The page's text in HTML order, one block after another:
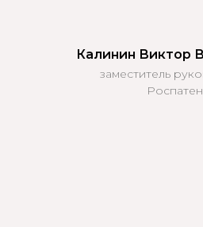
Калинин Виктор
заместитель